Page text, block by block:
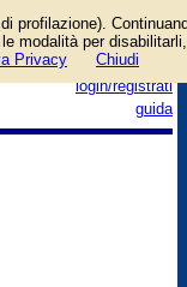
login/registrati
guida
profilazione).
modalità per
Privacy Chiudi